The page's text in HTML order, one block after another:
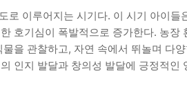
로 이루어지는 시기다. 이 시기 아이들
호기심이 폭발적으로 증가한다. 농장
을 관찰하고, 자연 속에서 뛰놀며 다
인지 발달과 창의성 발달에 긍정적인